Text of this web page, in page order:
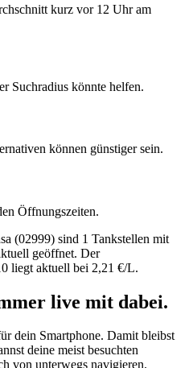
kurz vor 12 Uhr am
Suchradius könnte helfen.
können günstiger sein.
Öffnungszeiten.
(02999) sind 1 Tankstellen mit
geöffnet. Der
liegt aktuell bei 2,21 €/L.
live mit dabei.
dein Smartphone. Damit bleibst
deine meist besuchten
von unterwegs navigieren.